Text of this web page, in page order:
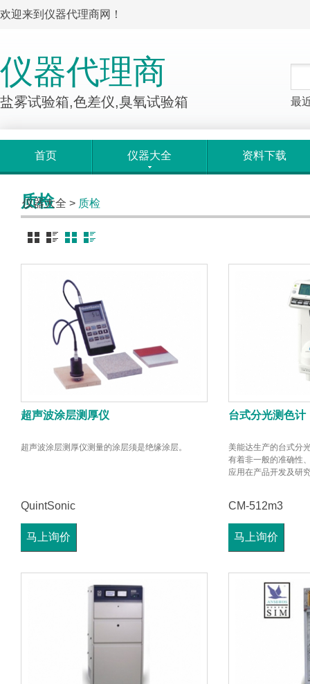
欢迎来到仪器代理商网！
仪器代理商
盐雾试验箱,色差仪,臭氧试验箱 最
首页 仪器大全 资料下载
仪器大全 > 质检
质检
超声波涂层测厚仪
超声波涂层测厚仪测量的涂层须是绝缘涂层。
QuintSonic
马上询价
台式分光测色计
美能达生产的台式分
有着非一般的准确性
应用在产品开发及研
CM-512m3
马上询价